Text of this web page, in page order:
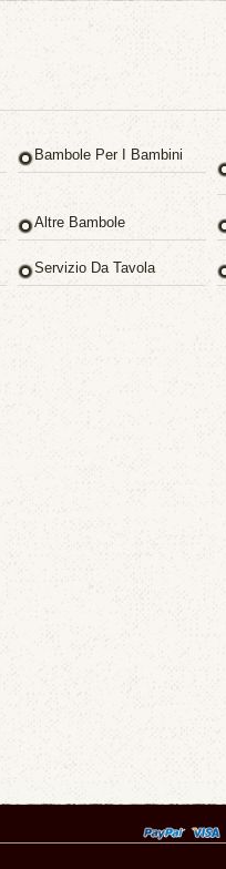
Bambole Per I Bambini
Altre Bambole
Servizio Da Tavola